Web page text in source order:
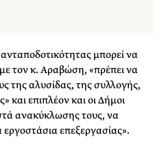
μπορεί να
τον κ. Αραβώση, «πρέπει να
της αλυσίδας, της συλλογής,
και επιπλέον και οι Δήμοι
ανακύκλωσης τους, να
επεξεργασίας».